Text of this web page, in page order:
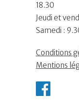
18.30
Jeudi et
Samedi :
Conditions
Mentions